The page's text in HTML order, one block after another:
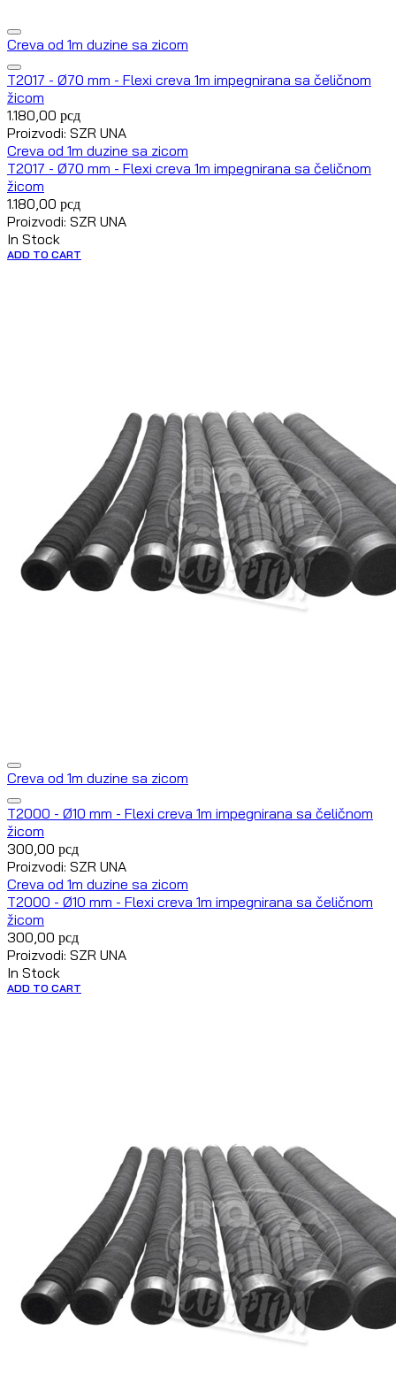
Creva od 1m duzine sa zicom
T2017 - Ø70 mm - Flexi creva 1m impegnirana sa čeličnom
žicom
1.180,00 рсд
Proizvodi: SZR UNA
Creva od 1m duzine sa zicom
T2017 - Ø70 mm - Flexi creva 1m impegnirana sa čeličnom
žicom
1.180,00 рсд
Proizvodi: SZR UNA
In Stock
ADD TO CART
Creva od 1m duzine sa zicom
T2000 - Ø10 mm - Flexi creva 1m impegnirana sa čeličnom
žicom
300,00 рсд
Proizvodi: SZR UNA
Creva od 1m duzine sa zicom
T2000 - Ø10 mm - Flexi creva 1m impegnirana sa čeličnom
žicom
300,00 рсд
Proizvodi: SZR UNA
In Stock
ADD TO CART